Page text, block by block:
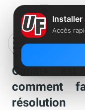
Votre
Canal+
comment
résolution
Installer
Accès